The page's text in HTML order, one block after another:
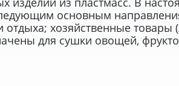
основным
хозяйственные
для сушки овощей,